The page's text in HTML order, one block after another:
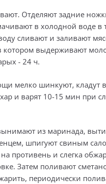
Отделяют задние
в холодной воде в
сливают и заливают
котором выдерживают
- 24 ч.
мелко шинкуют, кладут в
и варят 10-15 мин при
из маринада,
шпигуют свиным
на противень и слегка
Затем поливают
периодически